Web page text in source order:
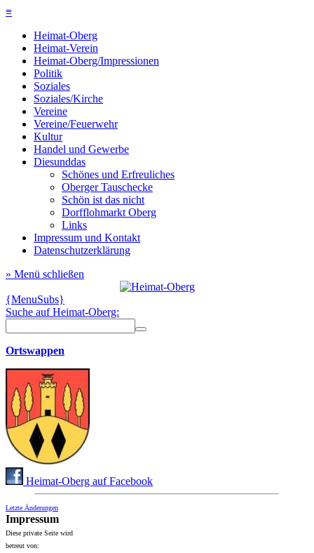
≡
Heimat-Oberg
Heimat-Verein
Heimat-Oberg/Impressionen
Politik
Soziales
Soziales/Kirche
Vereine
Vereine/Feuerwehr
Kultur
Handel und Gewerbe
Diesunddas
Schönes und Erfreuliches
Oberger Tauschecke
Schön ist das nicht
Dorfflohmarkt Oberg
Links
Impressum und Kontakt
Datenschutzerklärung
» Menü schließen
{MenuSubs}
Suche auf Heimat-Oberg:
Ortswappen
Heimat-Oberg auf Facebook
Letzte Änderungen
Impressum
Diese private Seite wird
betreut von: